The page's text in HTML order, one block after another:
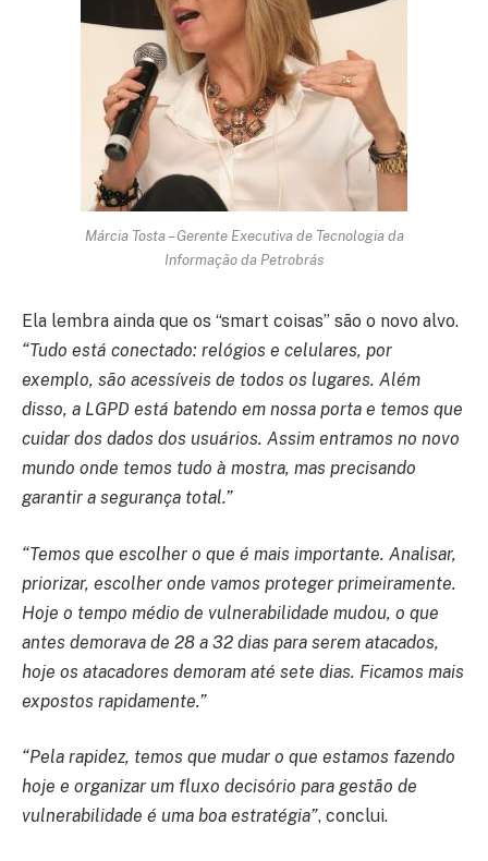
Márcia Tosta – Gerente Executiva de Tecnologia da
Informação da Petrobrás
Ela lembra ainda que os “smart coisas” são o novo alvo.
“Tudo está conectado: relógios e celulares, por
exemplo, são acessíveis de todos os lugares. Além
disso, a LGPD está batendo em nossa porta e temos que
cuidar dos dados dos usuários. Assim entramos no novo
mundo onde temos tudo à mostra, mas precisando
garantir a segurança total.”
“Temos que escolher o que é mais importante. Analisar,
priorizar, escolher onde vamos proteger primeiramente.
Hoje o tempo médio de vulnerabilidade mudou, o que
antes demorava de 28 a 32 dias para serem atacados,
hoje os atacadores demoram até sete dias. Ficamos mais
expostos rapidamente.”
“Pela rapidez, temos que mudar o que estamos fazendo
hoje e organizar um fluxo decisório para gestão de
vulnerabilidade é uma boa estratégia”, conclui.